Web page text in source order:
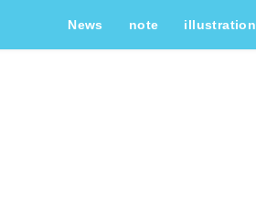
News note illustration